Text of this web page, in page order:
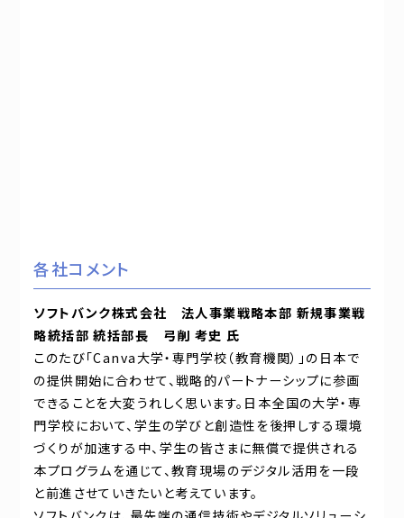
各社コメント
ソフトバンク株式会社 法人事業戦略本部 新規事業戦
略統括部 統括部長 弓削 考史 氏
このたび「Canva大学・専門学校（教育機関）」の日本で
の提供開始に合わせて、戦略的パートナーシップに参画
できることを大変うれしく思います。日本全国の大学・専
門学校において、学生の学びと創造性を後押しする環境
づくりが加速する中、学生の皆さまに無償で提供される
本プログラムを通じて、教育現場のデジタル活用を一段
と前進させていきたいと考えています。